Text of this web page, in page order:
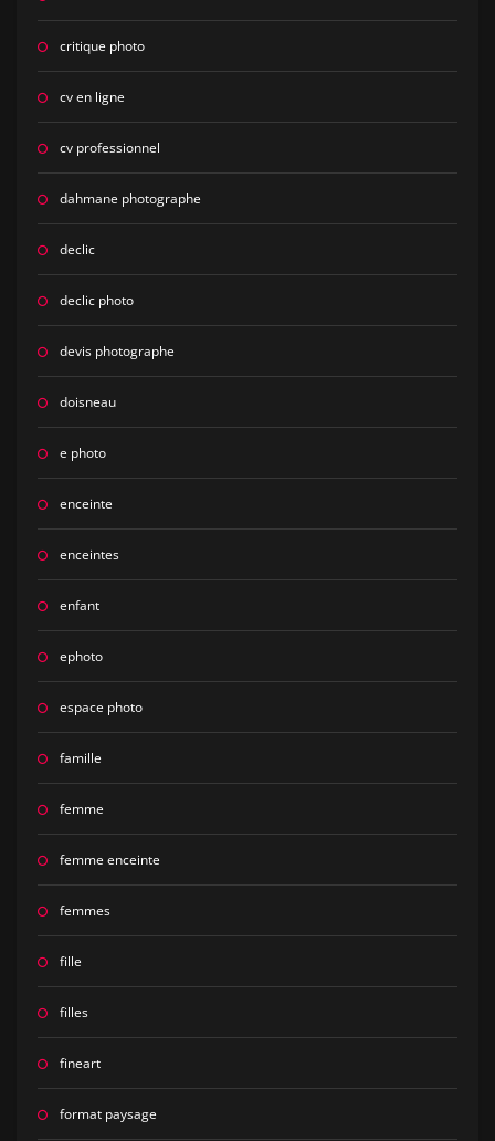
critique photo
cv en ligne
cv professionnel
dahmane photographe
declic
declic photo
devis photographe
doisneau
e photo
enceinte
enceintes
enfant
ephoto
espace photo
famille
femme
femme enceinte
femmes
fille
filles
fineart
format paysage